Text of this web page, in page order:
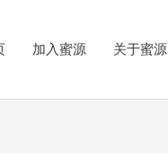
加入蜜源 关于蜜源